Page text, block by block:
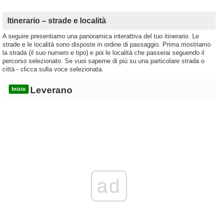
Itinerario – strade e località
A seguire presentiamo una panoramica interattiva del tuo itinerario. Le
strade e le località sono disposte in ordine di passaggio. Prima mostriamo
la strada (il suo numero e tipo) e poi le località che passerai seguendo il
percorso selezionato. Se vuoi saperne di più su una particolare strada o
città - clicca sulla voce selezionata.
Inizio Leverano
ad